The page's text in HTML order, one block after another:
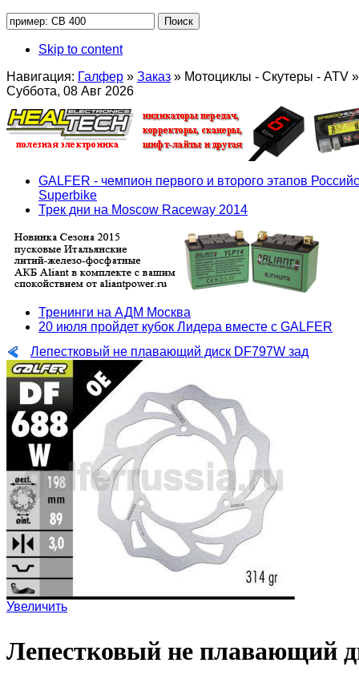
Skip to content
Навигация: Галфер » Заказ » Мотоциклы - Скутеры - ATV »
Суббота, 08 Авг 2026
GALFER - чемпион первого и второго этапов
Superbike
Трек дни на Moscow Raceway 2014
Тренинги на АДМ Москва
20 июля пройдет кубок Лидера вместе с GALFER
Лепестковый не плавающий диск DF797W зад
Увеличить
Лепестковый не плавающий